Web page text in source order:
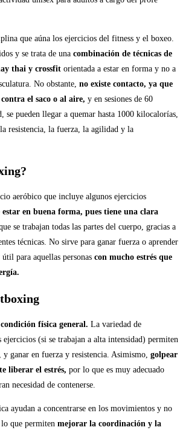
que aúna los ejercicios del fitness y el boxeo.
y se trata de una combinación de técnicas de
thai y crossfit orientada a estar en forma y no a
No obstante, no existe contacto, ya que
el saco o al aire, y en sesiones de 60
se pueden llegar a quemar hasta 1000 kilocalorías,
la resistencia, la fuerza, la agilidad y la
aeróbico que incluye algunos ejercicios
en buena forma, pues tiene una clara
se trabajan todas las partes del cuerpo, gracias a
técnicas. No sirve para ganar fuerza o aprender
para aquellas personas con mucho estrés que
física general. La variedad de
(si se trabajan a alta intensidad) permiten
y ganar en fuerza y resistencia. Asimismo, golpear
liberar el estrés, por lo que es muy adecuado
necesidad de contenerse.
ayudan a concentrarse en los movimientos y no
que permiten mejorar la coordinación y la